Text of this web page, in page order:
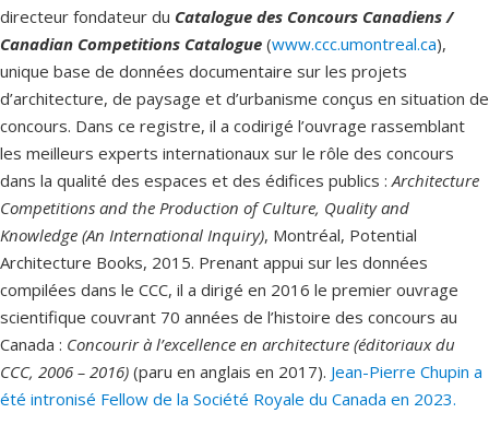
directeur fondateur du Catalogue des Concours Canadiens /
Canadian Competitions Catalogue (www.ccc.umontreal.ca),
unique base de données documentaire sur les projets
d’architecture, de paysage et d’urbanisme conçus en situation de
concours. Dans ce registre, il a codirigé l’ouvrage rassemblant
les meilleurs experts internationaux sur le rôle des concours
dans la qualité des espaces et des édifices publics :Architecture
Competitions and the Production of Culture, Quality and
Knowledge (An International Inquiry), Montréal, Potential
Architecture Books, 2015. Prenant appui sur les données
compilées dans le CCC, il a dirigé en 2016 le premier ouvrage
scientifique couvrant 70 années de l’histoire des concours au
Canada : Concourir à l’excellence en architecture (éditoriaux du
CCC, 2006 – 2016) (paru en anglais en 2017). Jean-Pierre Chupin a
été intronisé Fellow de la Société Royale du Canada en 2023.